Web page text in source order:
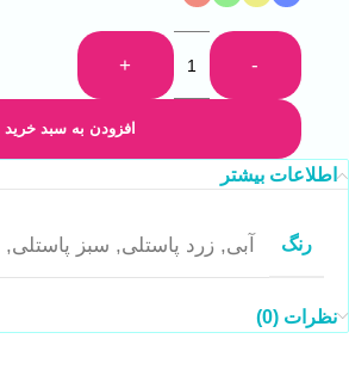
-
+
افزودن به سبد خرید
اطلاعات بیشتر
رنگ آبی, زرد پاستلی, سبز پاستلی,
نظرات (0)